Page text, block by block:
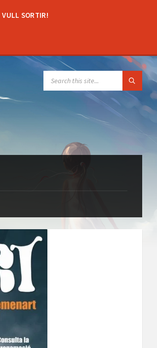
VULL SORTIR!